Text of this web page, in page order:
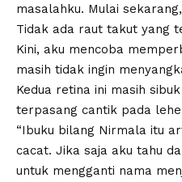
masalahku. Mulai
Tidak ada raut takut yang
Kini, aku mencoba
masih tidak ingin
Kedua retina ini masih
terpasang cantik pada
“Ibuku bilang Nirmala itu
cacat. Jika saja aku tahu
untuk mengganti nama